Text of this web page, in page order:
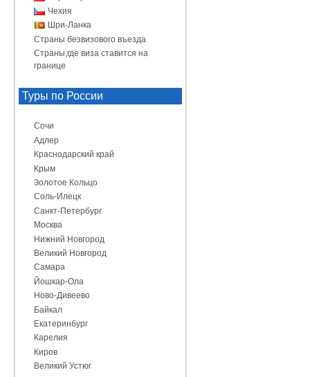
Чехия
Шри-Ланка
Страны безвизового въезда
Страны,где виза ставится на
границе
Туры по России
Сочи
Адлер
Краснодарский край
Крым
Золотое Кольцо
Соль-Илецк
Санкт-Петербург
Москва
Нижний Новгород
Великий Новгород
Самара
Йошкар-Ола
Ново-Дивеево
Байкал
Екатеринбург
Карелия
Киров
Великий Устюг